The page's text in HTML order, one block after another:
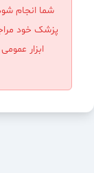
شما انجام
پزشک خود
ابزار